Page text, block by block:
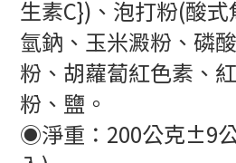
生素C})、泡打粉(酸
氫鈉、玉米澱粉、磷
粉、胡蘿蔔紅色素、
粉、鹽。
◉淨重：200公克±9